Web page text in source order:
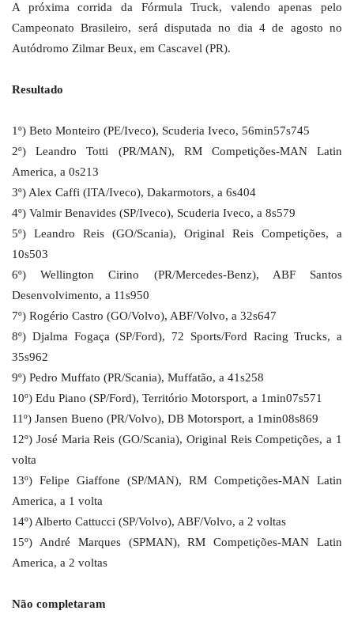
A próxima corrida da Fórmula Truck, valendo apenas pelo
Campeonato Brasileiro, será disputada no dia 4 de agosto no
Autódromo Zilmar Beux, em Cascavel (PR).
Resultado
1º) Beto Monteiro (PE/Iveco), Scuderia Iveco, 56min57s745
2º) Leandro Totti (PR/MAN), RM Competições-MAN Latin
America, a 0s213
3º) Alex Caffi (ITA/Iveco), Dakarmotors, a 6s404
4º) Valmir Benavides (SP/Iveco), Scuderia Iveco, a 8s579
5º) Leandro Reis (GO/Scania), Original Reis Competições, a
10s503
6º) Wellington Cirino (PR/Mercedes-Benz), ABF Santos
Desenvolvimento, a 11s950
7º) Rogério Castro (GO/Volvo), ABF/Volvo, a 32s647
8º) Djalma Fogaça (SP/Ford), 72 Sports/Ford Racing Trucks, a
35s962
9º) Pedro Muffato (PR/Scania), Muffatão, a 41s258
10º) Edu Piano (SP/Ford), Território Motorsport, a 1min07s571
11º) Jansen Bueno (PR/Volvo), DB Motorsport, a 1min08s869
12º) José Maria Reis (GO/Scania), Original Reis Competições, a 1
volta
13º) Felipe Giaffone (SP/MAN), RM Competições-MAN Latin
America, a 1 volta
14º) Alberto Cattucci (SP/Volvo), ABF/Volvo, a 2 voltas
15º) André Marques (SPMAN), RM Competições-MAN Latin
America, a 2 voltas
Não completaram